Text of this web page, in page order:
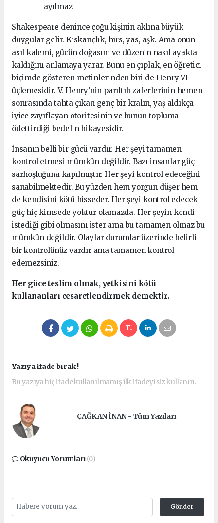
ayılmaz.
Shakespeare denince çoğu kişinin aklına büyük
duygular gelir. Kıskançlık, hırs, yas, aşk. Ama onun
asıl kalemi, gücün doğasını ve düzenin nasıl ayakta
kaldığını anlamaya yarar. Bunu en çıplak, en öğretici
biçimde gösteren metinlerinden biri de Henry VI
üçlemesidir. V. Henry’nin parıltılı zaferlerinin hemen
sonrasında tahta çıkan genç bir kralın, yaş aldıkça
iyice zayıflayan otoritesinin ve bunun topluma
ödettirdiği bedelin hikayesidir.
İnsanın belli bir gücü vardır. Her şeyi tamamen
kontrol etmesi mümkün değildir. Bazı insanlar güç
sarhoşluğuna kapılmıştır. Her şeyi kontrol edeceğini
sanabilmektedir. Bu yüzden hem yorgun düşer hem
de kendisini kötü hisseder. Her şeyi kontrol edecek
güç hiç kimsede yoktur olamazda. Her şeyin kendi
istediği gibi olmasını ister ama bu tamamen olmaz bu
mümkün değildir. Olaylar durumlar üzerinde belirli
bir kontrolünüz vardır ama tamamen kontrol
edemezsiniz.
Her güce teslim olmak, yetkisini kötü
kullananları cesaretlendirmek demektir.
Yazıya ifade bırak !
Bu yazıya hiç ifade kullanılmamış ilk ifadeyi siz kullanın.
ÇAĞKAN İNAN - Tüm Yazıları
Okuyucu Yorumları(0)
Gönder